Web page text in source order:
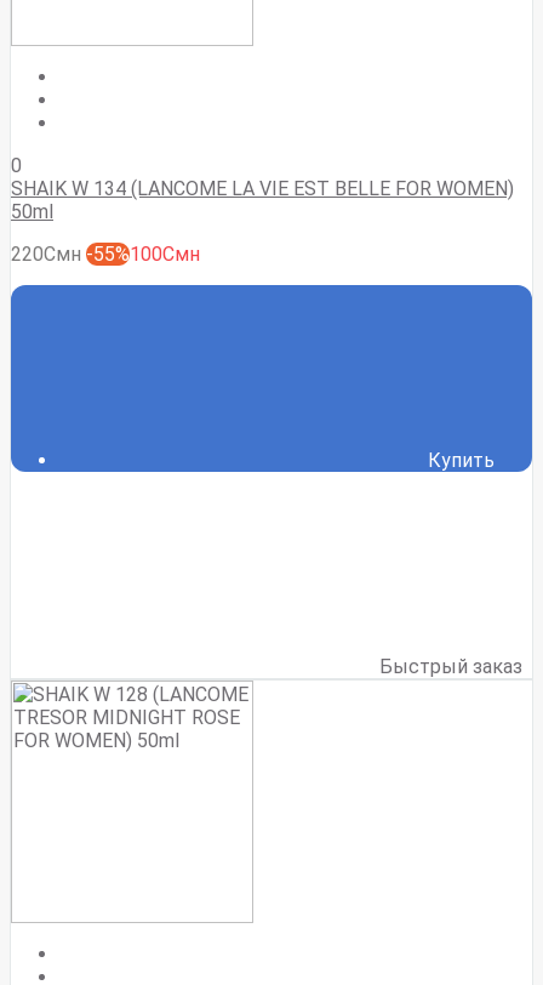
0
SHAIK W 134 (LANCOME LA VIE EST BELLE FOR WOMEN)
50ml
220Смн -55%100Смн
Купить
Быстрый заказ